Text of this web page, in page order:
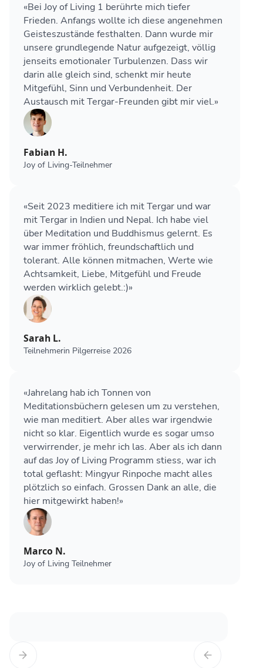
«Bei Joy of Living 1 berührte mich tiefer
Frieden. Anfangs wollte ich diese angenehmen
Geisteszustände festhalten. Dann wurde mir
unsere grundlegende Natur aufgezeigt, völlig
jenseits emotionaler Turbulenzen. Dass wir
darin alle gleich sind, schenkt mir heute
Mitgefühl, Sinn und Verbundenheit. Der
Austausch mit Tergar-Freunden gibt mir viel.»
Fabian H.
Joy of Living-Teilnehmer
«Seit 2023 meditiere ich mit Tergar und war
mit Tergar in Indien und Nepal. Ich habe viel
über Meditation und Buddhismus gelernt. Es
war immer fröhlich, freundschaftlich und
tolerant. Alle können mitmachen, Werte wie
Achtsamkeit, Liebe, Mitgefühl und Freude
werden wirklich gelebt.:)»
Sarah L.
Teilnehmerin Pilgerreise 2026
«Jahrelang hab ich Tonnen von
Meditationsbüchern gelesen um zu verstehen,
wie man meditiert. Aber alles war irgendwie
nicht so klar. Eigentlich wurde es sogar umso
verwirrender, je mehr ich las. Aber als ich dann
auf das Joy of Living Programm stiess, war ich
total geflasht: Mingyur Rinpoche macht alles
plötzlich so einfach. Grossen Dank an alle, die
hier mitgewirkt haben!»
Marco N.
Joy of Living Teilnehmer